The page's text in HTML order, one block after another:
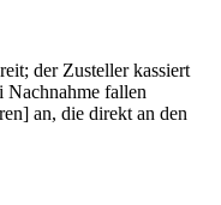
der Zusteller kassiert
Nachnahme fallen
an, die direkt an den